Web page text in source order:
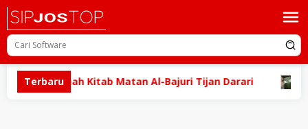
Loncat
konten
Terbaru
Terjemah Kitab Matan Al-Bajuri Tijan Darari